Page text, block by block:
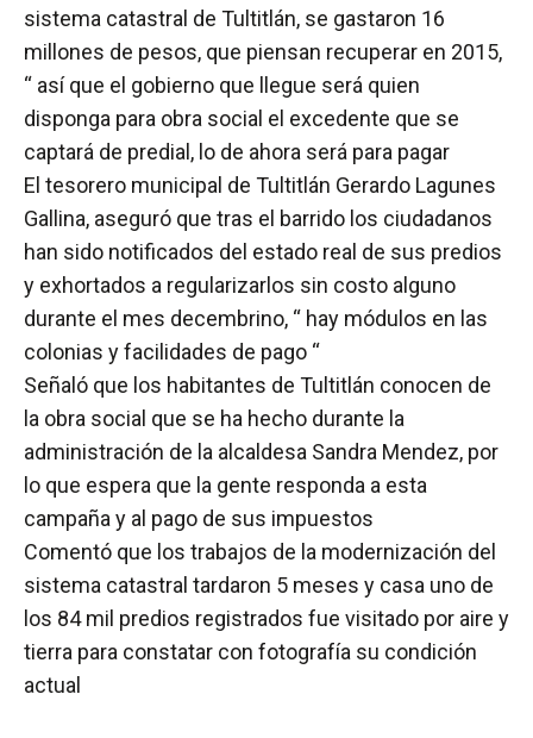
sistema catastral de Tultitlán, se gastaron 16
millones de pesos, que piensan recuperar en 2015,
“ así que el gobierno que llegue será quien
disponga para obra social el excedente que se
captará de predial, lo de ahora será para pagar
El tesorero municipal de Tultitlán Gerardo Lagunes
Gallina, aseguró que tras el barrido los ciudadanos
han sido notificados del estado real de sus predios
y exhortados a regularizarlos sin costo alguno
durante el mes decembrino, “ hay módulos en las
colonias y facilidades de pago “
Señaló que los habitantes de Tultitlán conocen de
la obra social que se ha hecho durante la
administración de la alcaldesa Sandra Mendez, por
lo que espera que la gente responda a esta
campaña y al pago de sus impuestos
Comentó que los trabajos de la modernización del
sistema catastral tardaron 5 meses y casa uno de
los 84 mil predios registrados fue visitado por aire y
tierra para constatar con fotografía su condición
actual